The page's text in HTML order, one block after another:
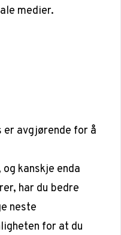
medier.
avgjørende for å
kanskje enda
har du bedre
neste
for at du